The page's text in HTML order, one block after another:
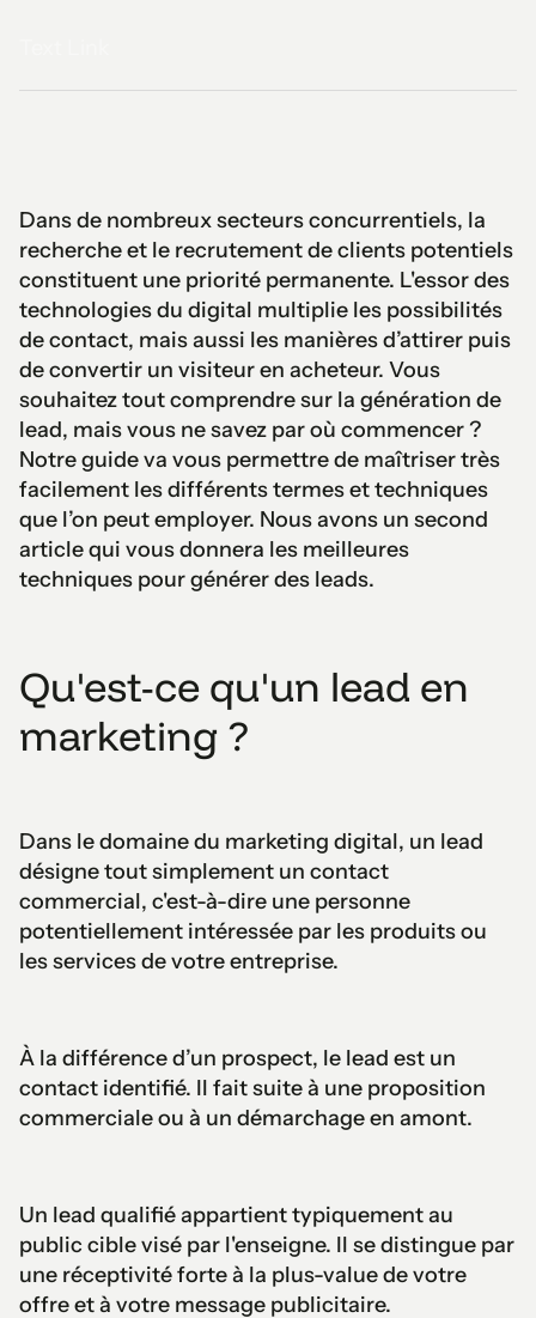
Dans de nombreux secteurs concurrentiels, la
recherche et le recrutement de clients potentiels
constituent une priorité permanente. L'essor des
technologies du digital multiplie les possibilités
de contact, mais aussi les manières d’attirer puis
de convertir un visiteur en acheteur. Vous
souhaitez tout comprendre sur la génération de
lead, mais vous ne savez par où commencer ?
Notre guide va vous permettre de maîtriser très
facilement les différents termes et techniques
que l’on peut employer. Nous avons un second
article qui vous donnera les meilleures
techniques pour générer des leads.
Qu'est-ce qu'un lead en
marketing ?
Dans le domaine du marketing digital, un lead
désigne tout simplement un contact
commercial, c'est-à-dire une personne
potentiellement intéressée par les produits ou
les services de votre entreprise.
À la différence d’un prospect, le lead est un
contact identifié. Il fait suite à une proposition
commerciale ou à un démarchage en amont.
Un lead qualifié appartient typiquement au
public cible visé par l'enseigne. Il se distingue par
une réceptivité forte à la plus-value de votre
offre et à votre message publicitaire.